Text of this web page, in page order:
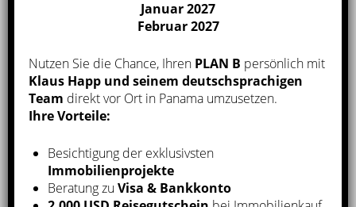
Der Immobilienmarkt in Panama
Der Immobilienmarkt in Panama zählt international
zu deninteressantesten Standorten
Investments und wir möchten gerneIhre
Januar 2027
Februar 2027
Nutzen Sie die Chance, Ihren PLAN B persönlich mit
Klaus Happ und seinem deutschsprachigen
Team direkt vor Ort in Panama umzusetzen.
Ihre Vorteile:
Besichtigung der exklusivsten
Immobilienprojekte
Beratung zuVisa & Bankkonto